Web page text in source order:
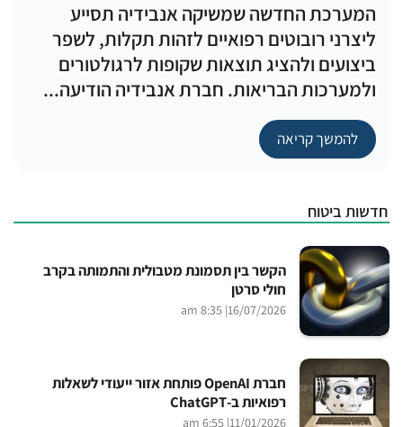
המערכת החדשה שמשיקה אנבידיה תסייע
ליצרני רובוטים רפואיים לזהות תקלות, לשפר
ביצועים ולהציג תוצאות שקופות לרגולטורים
ולמערכות הבריאות. חברת אנבידיה הודיעה...
להמשך קריאה
חדשות ביטוח
הקשר בין תסמונת מטבולית והתמותה בקרב
חולי סרטן
16/07/2026
| 8:35 am
חברת OpenAI פותחת אזור ייעודי לשאלות
רפואיות ב-ChatGPT
11/01/2026
| 6:55 am